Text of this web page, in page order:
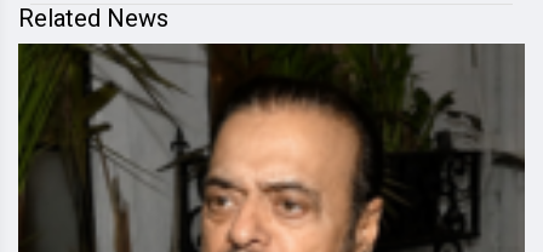
Related News